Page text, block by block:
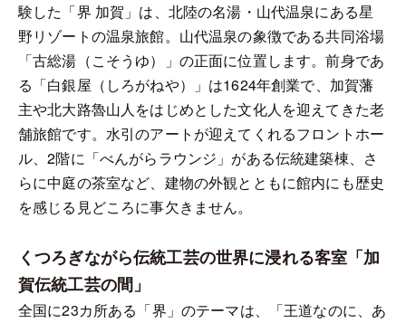
験した「界 加賀」は、北陸の名湯・山代温泉にある星
野リゾートの温泉旅館。山代温泉の象徴である共同浴場
「古総湯（こそうゆ）」の正面に位置します。前身であ
る「白銀屋（しろがねや）」は1624年創業で、加賀藩
主や北大路魯山人をはじめとした文化人を迎えてきた老
舗旅館です。水引のアートが迎えてくれるフロントホー
ル、2階に「べんがらラウンジ」がある伝統建築棟、さ
らに中庭の茶室など、建物の外観とともに館内にも歴史
を感じる見どころに事欠きません。
くつろぎながら伝統工芸の世界に浸れる客室「加
賀伝統工芸の間」
全国に23カ所ある「界」のテーマは、「王道なのに、あ